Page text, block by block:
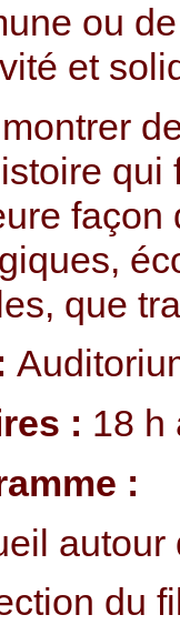
ou
et
montrer
qui
façon
que
: 18 h
:
autour
du